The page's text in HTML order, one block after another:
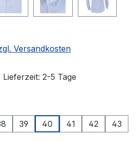
Versandkosten
2-5 Tage
39 40 41 42
43